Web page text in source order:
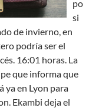
po
si
de invierno, en
podría ser el
16:01 horas. La
que informa que
ya en Lyon para
Ekambi deja el